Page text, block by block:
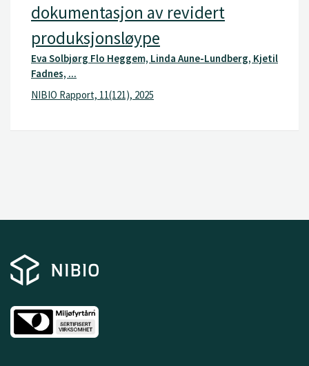
dokumentasjon av revidert
produksjonsløype
Eva Solbjørg Flo Heggem, Linda Aune-Lundberg, Kjetil
Fadnes, ...
NIBIO Rapport, 11(121), 2025